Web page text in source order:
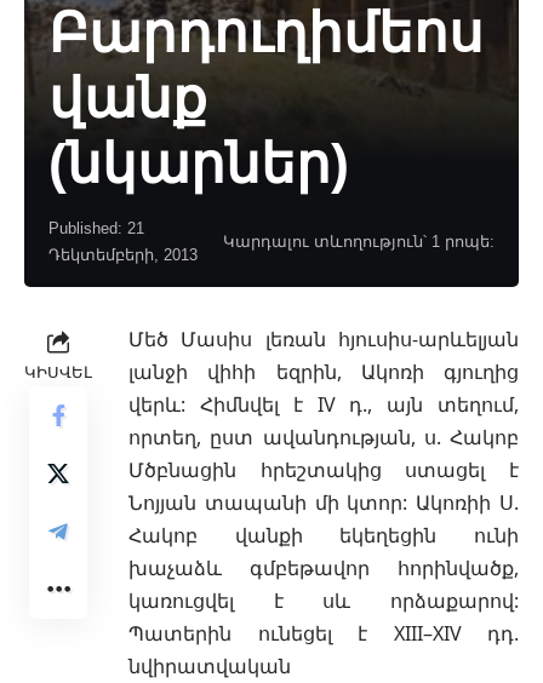
Բարդուղիմեոս
վանք
(նկարներ)
Published: 21
Դեկտեմբերի, 2013
Կարդալու տևողություն՝ 1 րոպե:
ԿԻՍՎԵԼ
Մեծ Մասիս լեռան հյուսիս-արևելյան
լանջի վիհի եզրին, Ակոռի գյուղից
վերև: Հիմնվել է IV դ., այն տեղում,
որտեղ, ըստ ավանդության, ս. Հակոբ
Մծբնացին հրեշտակից ստացել է
Նոյյան տապանի մի կտոր: Ակոռիի Ս.
Հակոբ վանքի եկեղեցին ունի
խաչաձև գմբեթավոր հորինվածք,
կառուցվել է սև որձաքարով:
Պատերին ունեցել է XIII–XIV դդ.
նվիրատվական